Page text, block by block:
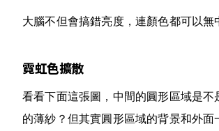
大腦不但會搞錯亮度，連顏色都可以無
霓虹色擴散
看看下面這張圖，中間的圓形區域是不
的薄紗？但其實圓形區域的背景和外面